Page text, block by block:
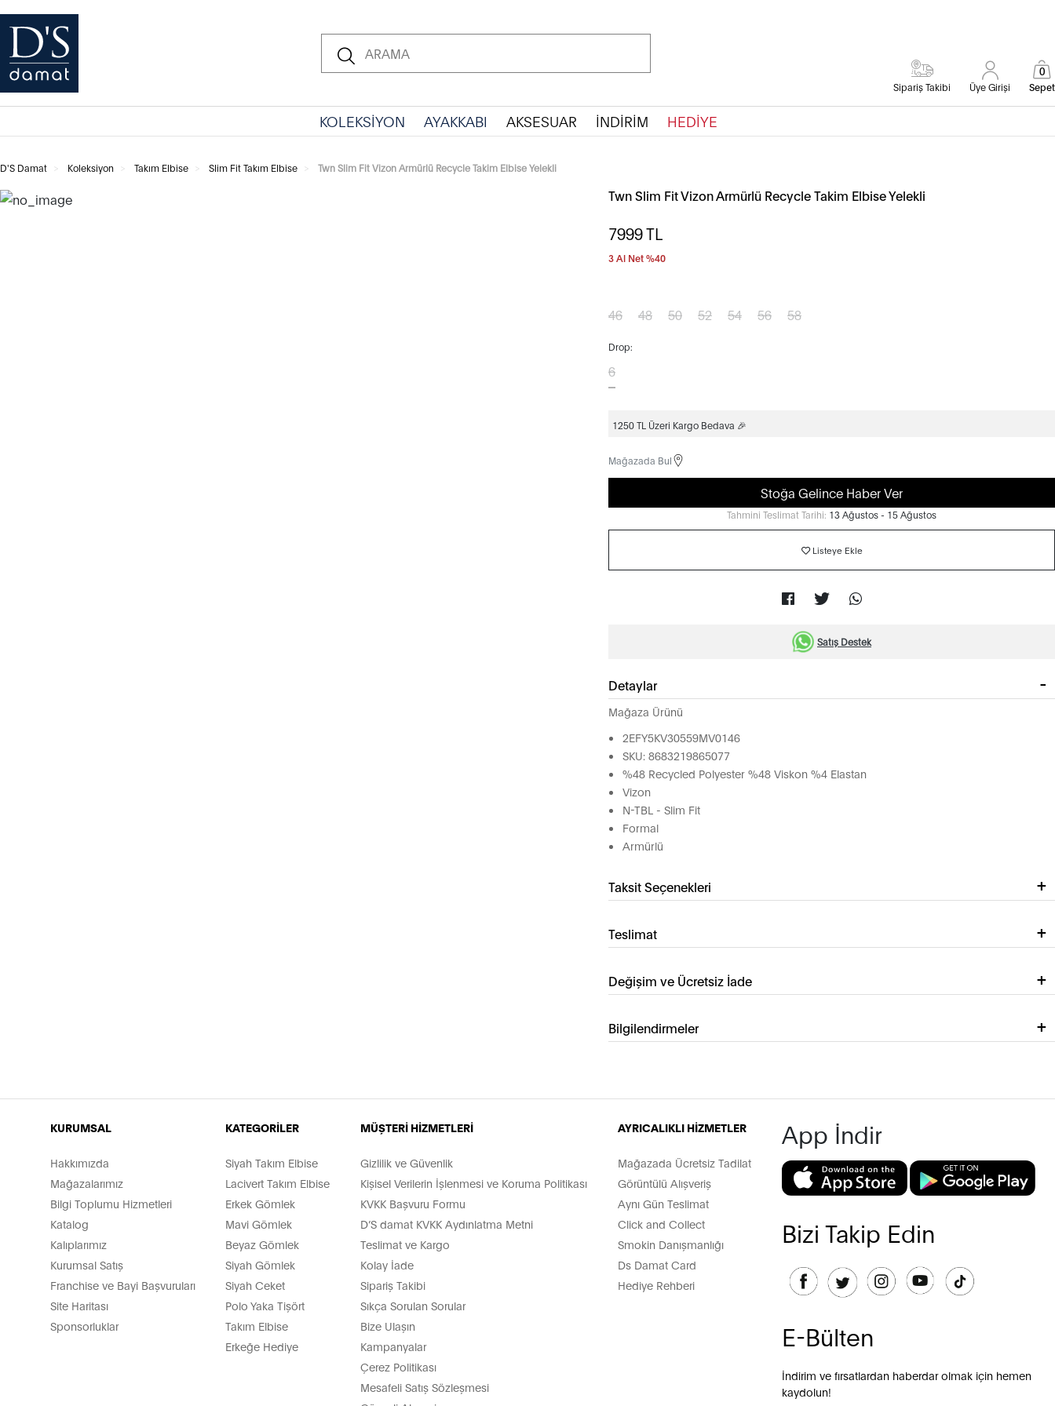
Sipariş Takibi Üye Girişi Sepet
0
KOLEKSİYON AYAKKABI AKSESUAR İNDİRİM HEDİYE
D'S Damat Koleksiyon Takım Elbise Slim Fit Takım Elbise Twn Slim Fit Vizon Armürlü Recycle Takim Elbise Yelekli
Twn Slim Fit Vizon Armürlü Recycle Takim Elbise Yelekli
7999TL
3 Al Net %40
46 48 50 52 54 56 58
Drop:
6
1250 TL Üzeri Kargo Bedava 🎉
Mağazada Bul
Stoğa Gelince Haber Ver
Tahmini Teslimat Tarihi: 13 Ağustos - 15 Ağustos
Listeye Ekle
Satış Destek
Detaylar
Mağaza Ürünü
2EFY5KV30559MV0146
SKU: 8683219865077
%48 Recycled Polyester %48 Viskon %4 Elastan
Vizon
N-TBL - Slim Fit
Formal
Armürlü
Taksit Seçenekleri
Teslimat
Değişim ve Ücretsiz İade
Bilgilendirmeler
KURUMSAL
Hakkımızda
Mağazalarımız
Bilgi Toplumu Hizmetleri
Katalog
Kalıplarımız
Kurumsal Satış
Franchise ve Bayi Başvuruları
Site Haritası
Sponsorluklar
KATEGORİLER
Siyah Takım Elbise
Lacivert Takım Elbise
Erkek Gömlek
Mavi Gömlek
Beyaz Gömlek
Siyah Gömlek
Siyah Ceket
Polo Yaka Tişört
Takım Elbise
Erkeğe Hediye
MÜŞTERİ HİZMETLERİ
Gizlilik ve Güvenlik
Kişisel Verilerin İşlenmesi ve Koruma Politikası
KVKK Başvuru Formu
D’S damat KVKK Aydınlatma Metni
Teslimat ve Kargo
Kolay İade
Sipariş Takibi
Sıkça Sorulan Sorular
Bize Ulaşın
Kampanyalar
Çerez Politikası
Mesafeli Satış Sözleşmesi
AYRICALIKLI HİZMETLER
Mağazada Ücretsiz Tadilat
Görüntülü Alışveriş
Aynı Gün Teslimat
Click and Collect
Smokin Danışmanlığı
Ds Damat Card
Hediye Rehberi
App İndir
Bizi Takip Edin
E-Bülten
İndirim ve fırsatlardan haberdar olmak için hemen
kaydolun!